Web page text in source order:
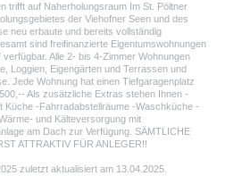
trifft auf Naherholungsraum Im St. Pöltner
der Viehofner Seen und des
neu erbaute und bereits vollständig
sind freifinanzierte Eigentumswohnungen
Alle 2- bis 4-Zimmer Wohnungen
Loggien, Eigengärten und Terrassen und
Jede Wohnung hat einen Tiefgaragenplatz
Als zusätzliche Extras stehen Ihnen -
Küche -Fahrradabstellräume -Waschküche -
und Kälteversorgung mit
am Dach zur Verfügung. SÄMTLICHE
ATTRAKTIV FÜR ANLEGER!!
zuletzt aktualisiert am 13.04.2025.